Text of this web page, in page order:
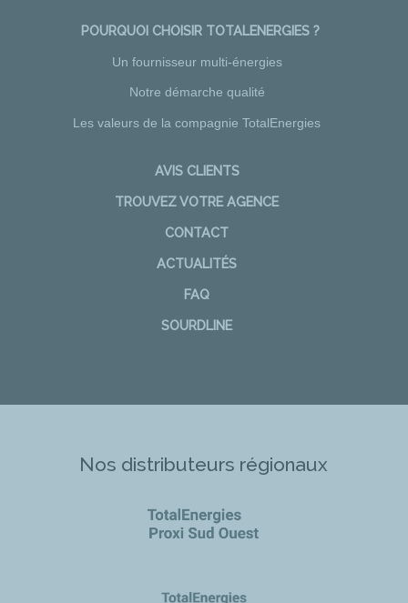
POURQUOI CHOISIR TOTALENERGIES ?
Un fournisseur multi-énergies
Notre démarche qualité
Les valeurs de la compagnie TotalEnergies
AVIS CLIENTS
TROUVEZ VOTRE AGENCE
CONTACT
ACTUALITÉS
FAQ
SOURDLINE
Nos distributeurs régionaux